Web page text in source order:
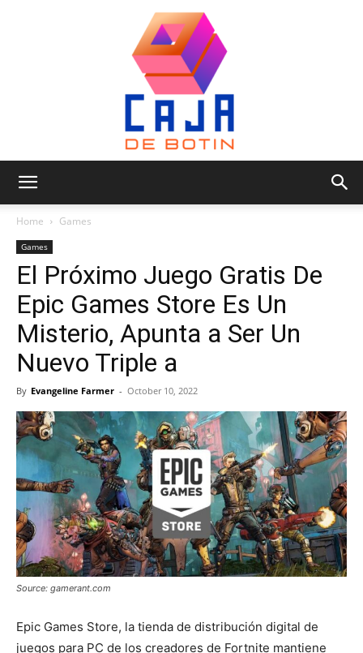
de
Botin
Home Games
Games
El Próximo Juego Gratis De
Epic Games Store Es Un
Misterio, Apunta a Ser Un
Nuevo Triple a
By Evangeline Farmer - October 10, 2022
Source: gamerant.com
Epic Games Store, la tienda de distribución digital de
juegos para PC de los creadores de Fortnite mantiene